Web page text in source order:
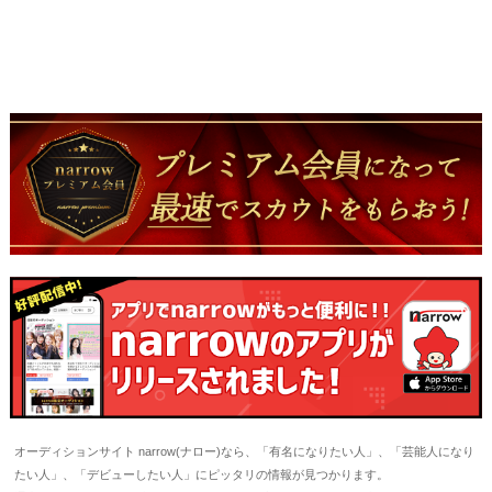
オーディションサイト narrow(ナロー)なら、「有名になりたい人」、「芸能人になり
たい人」、「デビューしたい人」にピッタリの情報が見つかります。